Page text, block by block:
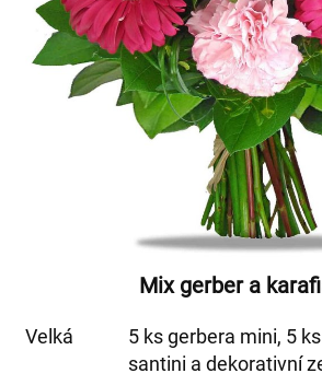
Mix gerber a
Velká
5 ks gerbera mini, 5
santini a dekorativní